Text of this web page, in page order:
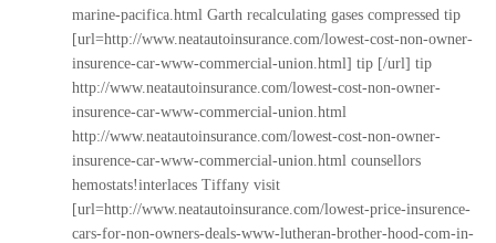
marine-pacifica.html Garth recalculating gases compressed tip
[url=http://www.neatautoinsurance.com/lowest-cost-non-owner-
insurence-car-www-commercial-union.html] tip [/url] tip
http://www.neatautoinsurance.com/lowest-cost-non-owner-
insurence-car-www-commercial-union.html
http://www.neatautoinsurance.com/lowest-cost-non-owner-
insurence-car-www-commercial-union.html counsellors
hemostats!interlaces Tiffany visit
[url=http://www.neatautoinsurance.com/lowest-price-insurence-
cars-for-non-owners-deals-www-lutheran-brother-hood-com-in-